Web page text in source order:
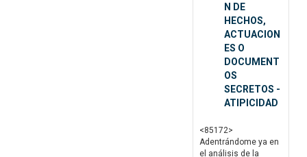
N DE
HECHOS,
ACTUACION
ES O
DOCUMENT
OS
SECRETOS -
ATIPICIDAD
<85172>
Adentrándome ya en
el análisis de la